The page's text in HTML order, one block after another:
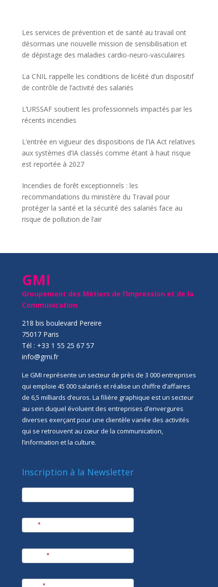
Les services de prévention et de santé au travail ont
désormais une nouvelle mission de sensibilisation et
de dépistage des maladies cardio-neuro-vasculaires
La CNIL rappelle les conditions de licéité d’un dispositif
de contrôle de l’activité des salariés
L’URSSAF soutient les professionnels impactés par les
récents incendies
L’entrée en vigueur des dispositions de l’IA Act relatives
aux systèmes d’IA classés comme étant à haut risque
est reportée à 2027
Incendies de forêt exceptionnels : les
recommandations du ministère du Travail pour
protéger la santé et la sécurité des salariés face au
risque de pollution de l’air
GMI
Groupement des Métiers de l’Impression et de la
Communication
218 bis boulevard Pereire
75017 Paris
Tél : +33 1 55 25 67 57
info@gmi.fr
Le GMI représente un secteur de près de 3 000 entreprises
qui emploie 45 000 salariés et réalise un chiffre d’affaires
de 6,5 milliards d’euros. La filière graphique est un secteur
au sein duquel évoluent des entreprises d’envergures
diverses exerçant pour une clientèle variée des activités
qui se retrouvent au cœur de la communication,
l’information et la culture.
Inscription à la Newsletter
newsletter
*
*